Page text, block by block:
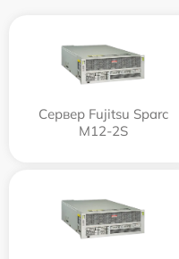
Сервер Fujitsu Sparc
M12-2S